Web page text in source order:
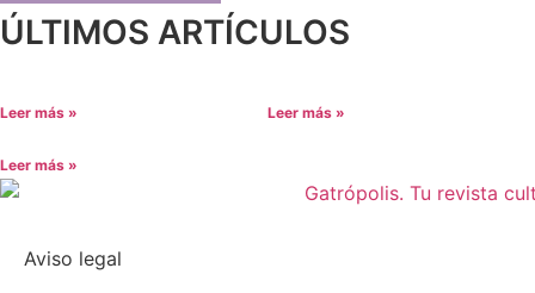
ÚLTIMOS ARTÍCULOS
Leer más » Leer más »
Leer más »
Aviso legal